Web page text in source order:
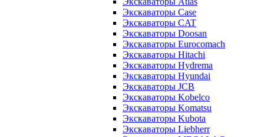
Экскаваторы Case
Экскаваторы CAT
Экскаваторы Doosan
Экскаваторы Eurocomach
Экскаваторы Hitachi
Экскаваторы Hydrema
Экскаваторы Hyundai
Экскаваторы JCB
Экскаваторы Kobelco
Экскаваторы Komatsu
Экскаваторы Kubota
Экскаваторы Liebherr